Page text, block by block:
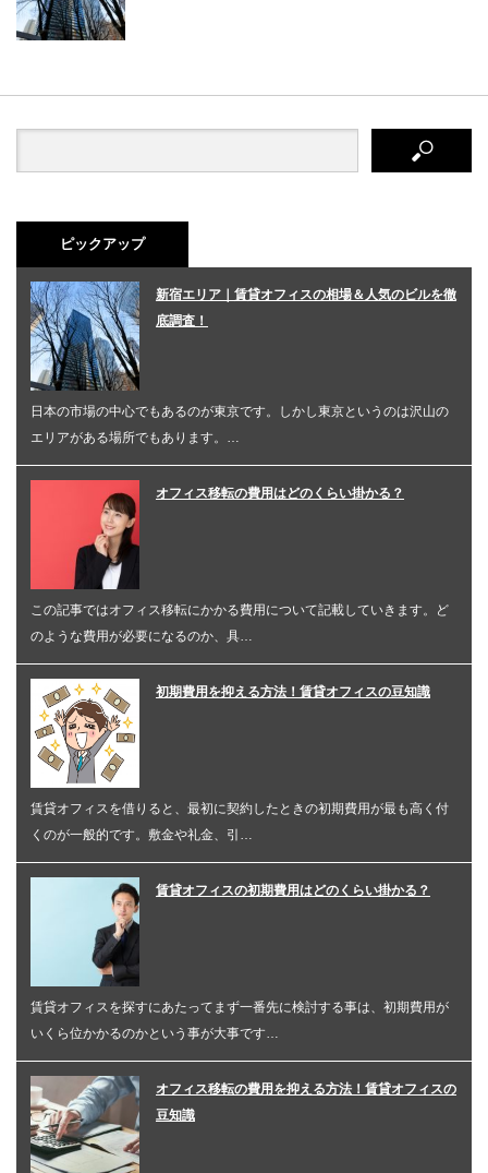
ピックアップ
新宿エリア｜賃貸オフィスの相場＆人気のビルを徹
底調査！
日本の市場の中心でもあるのが東京です。しかし東京というのは沢山の
エリアがある場所でもあります。…
オフィス移転の費用はどのくらい掛かる？
この記事ではオフィス移転にかかる費用について記載していきます。ど
のような費用が必要になるのか、具…
初期費用を抑える方法！賃貸オフィスの豆知識
賃貸オフィスを借りると、最初に契約したときの初期費用が最も高く付
くのが一般的です。敷金や礼金、引…
賃貸オフィスの初期費用はどのくらい掛かる？
賃貸オフィスを探すにあたってまず一番先に検討する事は、初期費用が
いくら位かかるのかという事が大事です…
オフィス移転の費用を抑える方法！賃貸オフィスの
豆知識